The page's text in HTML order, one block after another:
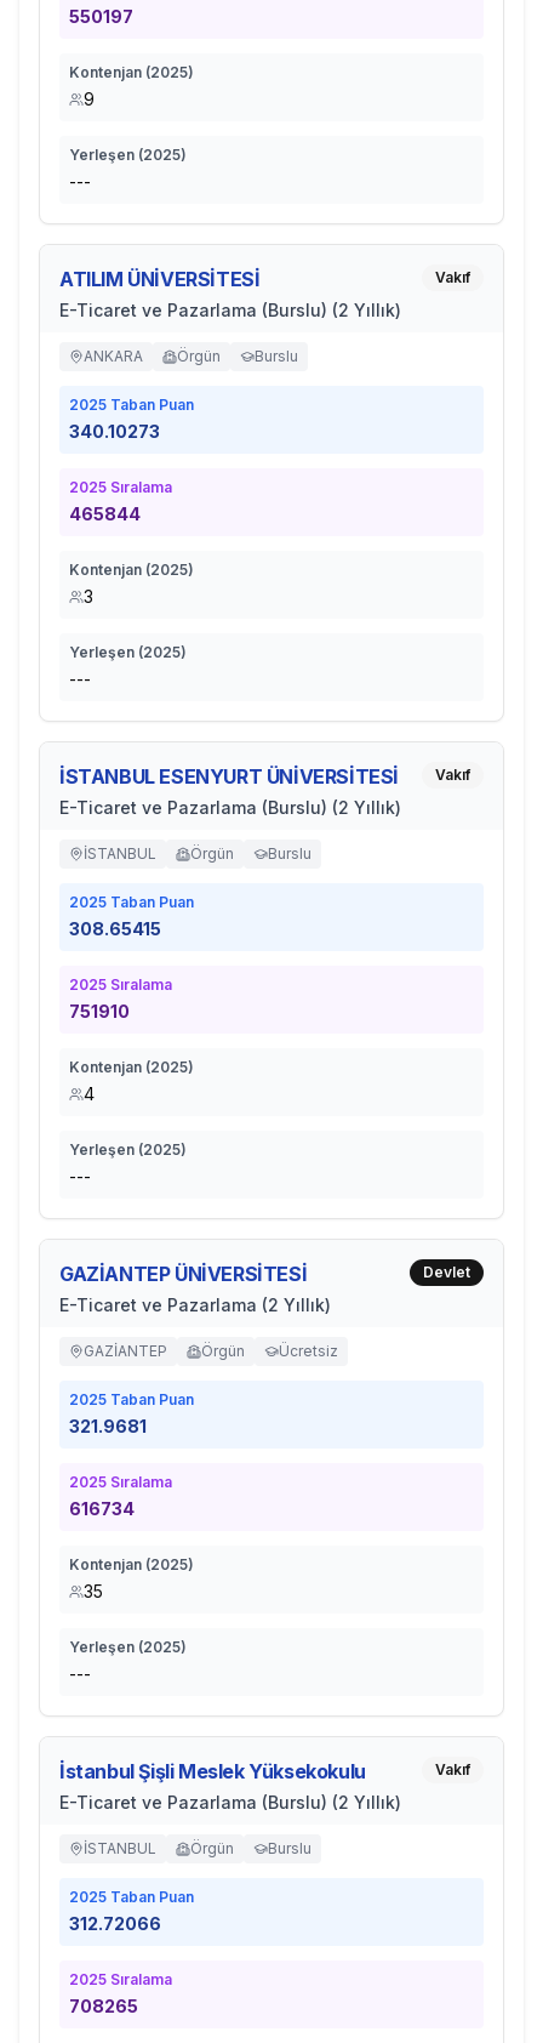
550197
Kontenjan (2025)
9
Yerleşen (2025)
---
ATILIM ÜNİVERSİTESİ
E-Ticaret ve Pazarlama (Burslu) (2 Yıllık)
Vakıf
ANKARA Örgün Burslu
2025 Taban Puan
340.10273
2025 Sıralama
465844
Kontenjan (2025)
3
Yerleşen (2025)
---
İSTANBUL ESENYURT ÜNİVERSİTESİ
E-Ticaret ve Pazarlama (Burslu) (2 Yıllık)
Vakıf
İSTANBUL Örgün Burslu
2025 Taban Puan
308.65415
2025 Sıralama
751910
Kontenjan (2025)
4
Yerleşen (2025)
---
GAZİANTEP ÜNİVERSİTESİ
E-Ticaret ve Pazarlama (2 Yıllık)
Devlet
GAZİANTEP Örgün Ücretsiz
2025 Taban Puan
321.9681
2025 Sıralama
616734
Kontenjan (2025)
35
Yerleşen (2025)
---
İstanbul Şişli Meslek Yüksekokulu
E-Ticaret ve Pazarlama (Burslu) (2 Yıllık)
Vakıf
İSTANBUL Örgün Burslu
2025 Taban Puan
312.72066
2025 Sıralama
708265